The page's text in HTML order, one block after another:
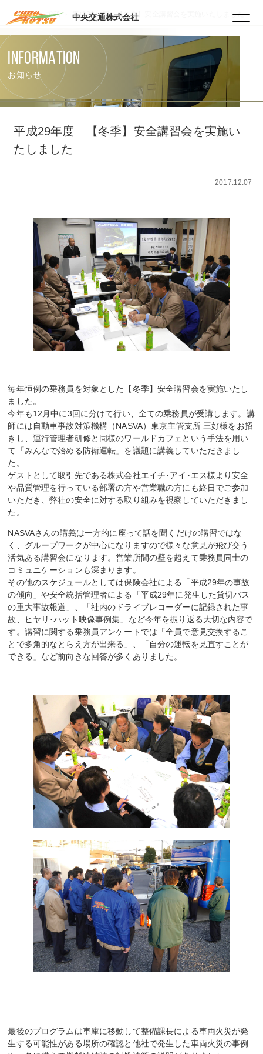
中央交通株式会社
HOME 投稿 平成29年度 【冬季】安全講習会を実施いたしました
お知らせ
INFORMATION
平成29年度 【冬季】安全講習会を実施い
たしました
2017.12.07
毎年恒例の乗務員を対象とした【冬季】安全講習会を実施いたし
ました。
今年も12月中に3回に分けて行い、全ての乗務員が受講します。講
師には自動車事故対策機構（NASVA）東京主管支所 三好様をお招
きし、運行管理者研修と同様のワールドカフェという手法を用い
て「みんなで始める防衛運転」を議題に講義していただきまし
た。
ゲストとして取引先である株式会社エイチ･アイ･エス様より安全
や品質管理を行っている部署の方や営業職の方にも終日でご参加
いただき、弊社の安全に対する取り組みを視察していただきまし
た。
NASVAさんの講義は一方的に座って話を聞くだけの講習ではな
く、グループワークが中心になりますので様々な意見が飛び交う
活気ある講習会になります。営業所間の壁を超えて乗務員同士の
コミュニケーションも深まります。
その他のスケジュールとしては保険会社による「平成29年の事故
の傾向」や安全統括管理者による「平成29年に発生した貸切バス
の重大事故報道」、「社内のドライブレコーダーに記録された事
故、ヒヤリ･ハット映像事例集」など今年を振り返る大切な内容で
す。講習に関する乗務員アンケートでは「全員で意見交換するこ
とで多角的なとらえ方が出来る」、「自分の運転を見直すことが
できる」など前向きな回答が多くありました。
最後のプログラムは車庫に移動して整備課長による車両火災が発
生する可能性がある場所の確認と他社で発生した車両火災の事例